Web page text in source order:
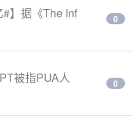
#】据《The Inf
0
被指PUA人
0